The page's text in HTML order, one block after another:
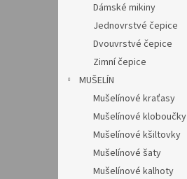
Dámské mikiny
Jednovrstvé čepice
Dvouvrstvé čepice
Zimní čepice
MUŠELÍN
Mušelínové kraťasy
Mušelínové kloboučky
Mušelínové kšiltovky
Mušelínové šaty
Mušelínové kalhoty